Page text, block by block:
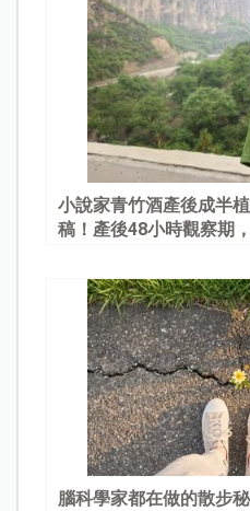
小說家青竹酒產後成半
稿！產後48小時觀察期
腦科學家都在做的散步